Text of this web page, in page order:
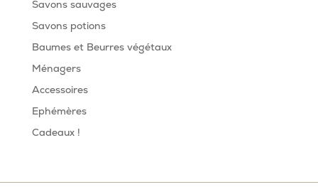
Savons sauvages
Savons potions
Baumes et Beurres végétaux
Ménagers
Accessoires
Ephémères
Cadeaux !